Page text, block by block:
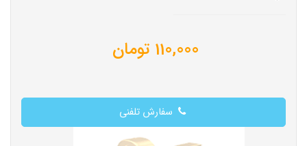
110,000 تومان
سفارش تلفنی